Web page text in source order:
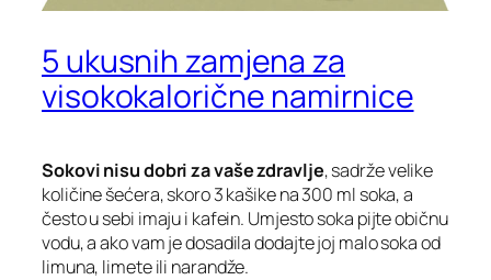
5 ukusnih zamjena za
visokokalorične namirnice
Sokovi nisu dobri za vaše zdravlje, sadrže velike
količine šećera, skoro 3 kašike na 300 ml soka, a
često u sebi imaju i kafein. Umjesto soka pijte običnu
vodu, a ako vam je dosadila dodajte joj malo soka od
limuna, limete ili narandže.